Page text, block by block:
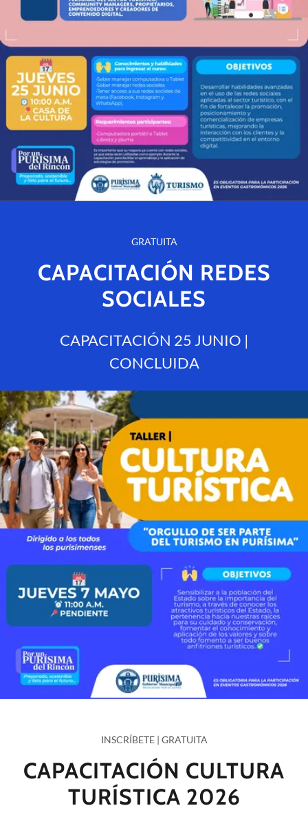
GRATUITA
CAPACITACIÓN REDES
SOCIALES
CAPACITACIÓN 25 JUNIO |
CONCLUIDA
INSCRÍBETE | GRATUITA
CAPACITACIÓN CULTURA
TURÍSTICA 2026